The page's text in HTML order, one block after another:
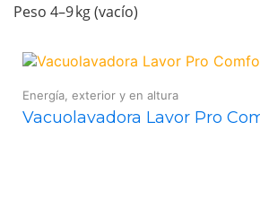
Peso 4–9 kg (vacío)
Energía, exterior y en altura
Vacuolavadora Lavor Pro